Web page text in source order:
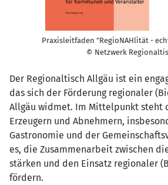
Praxisleitfaden "RegioNAHlität -
© Netzwerk
Der Regionaltisch Allgäu ist ein
das sich der Förderung regionaler
Allgäu widmet. Im Mittelpunkt steht
Erzeugern und Abnehmern,
Gastronomie und der
es, die Zusammenarbeit zwischen
stärken und den Einsatz regionaler
fördern.